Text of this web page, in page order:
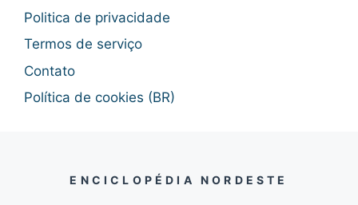
Politica de privacidade
Termos de serviço
Contato
Política de cookies (BR)
ENCICLOPÉDIA NORDESTE